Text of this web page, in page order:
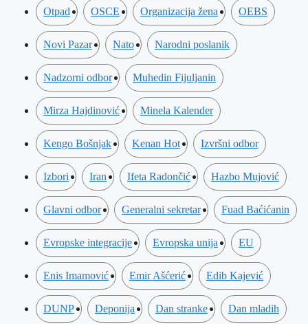
Otpad OSCE Organizacija žena OEBS
Novi Pazar Nato Narodni poslanik
Nadzorni odbor Muhedin Fijuljanin
Mirza Hajdinović Minela Kalender
Kengo Bošnjak Kenan Hot Izvršni odbor
Izbori Iran Ifeta Radončić Hazbo Mujović
Glavni odbor Generalni sekretar Fuad Baćićanin
Evropske integracije Evropska unija EU
Enis Imamović Emir Ašćerić Edib Kajević
DUNP Deponija Dan stranke Dan mladih